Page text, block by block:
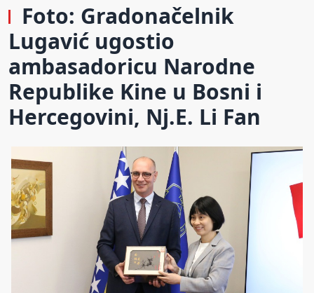
Foto: Gradonačelnik
Lugavić ugostio
ambasadoricu Narodne
Republike Kine u Bosni i
Hercegovini, Nj.E. Li Fan